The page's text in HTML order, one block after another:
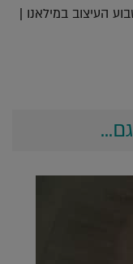
העיצוב במילאנו |